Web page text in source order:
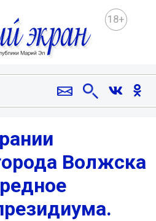
18+
Волжска